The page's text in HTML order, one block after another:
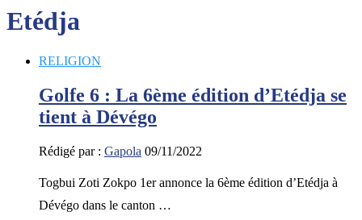
Etédja
RELIGION
Golfe 6 : La 6ème édition d’Etédja se
tient à Dévégo
Rédigé par : Gapola 09/11/2022
Togbui Zoti Zokpo 1er annonce la 6ème édition d’Etédja à
Dévégo dans le canton …